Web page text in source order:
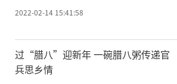
2022-02-14 15:41:58
过“腊八”迎新年 一碗腊八粥传递官
兵思乡情